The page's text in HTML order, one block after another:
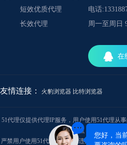
短效优质代理
长效代理
电话
周一至周日
在
友情连接： 火豹浏览器 比特浏览器
51代理仅提供代理IP服务，用户使用51代理从
观点，与51代理的
严禁用户使用51代理从事任何违法犯罪行为。